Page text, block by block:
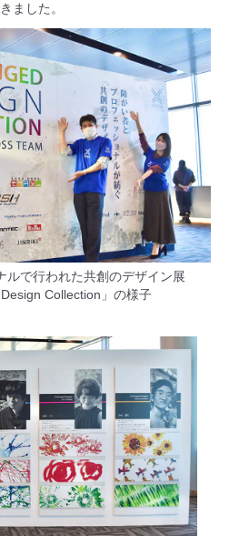
ました。
ルで行われた共創のデザイン展
Design Collection」の様子